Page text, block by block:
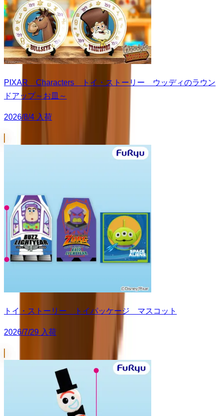
PIXAR Characters トイ・ストーリー ウッディのラウン
ドアップ～お皿～
2026/8/4 入荷
トイ・ストーリー トイパッケージ マスコット
2026/7/29 入荷